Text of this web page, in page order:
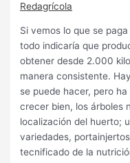
Redagrícola
Si vemos lo que se
todo indicaría que
obtener desde 2.000
manera consistente.
se puede hacer, pero
crecer bien, los árboles
localización del huerto;
variedades,
tecnificado de la